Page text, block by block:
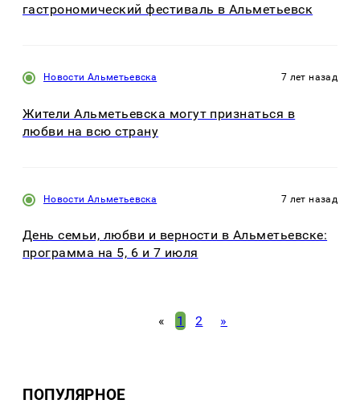
гастрономический фестиваль в Альметьевск
Новости Альметьевска 7 лет назад
Жители Альметьевска могут признаться в
любви на всю страну
Новости Альметьевска 7 лет назад
День семьи, любви и верности в Альметьевске:
программа на 5, 6 и 7 июля
« 1 2 »
ПОПУЛЯРНОЕ